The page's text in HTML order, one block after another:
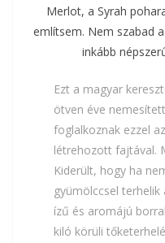
Merlot, a Syrah
említsem. Nem szabad
inkább
Ezt a magyar
ötven éve
foglalkoznak ezzel
létrehozott fajtával.
Kiderült, hogy ha
gyümölccsel
ízű és aromájú
kiló körüli